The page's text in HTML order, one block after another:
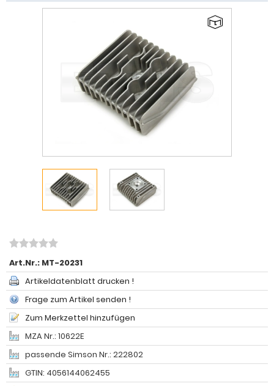
Art.Nr.: MT-20231
Artikeldatenblatt drucken !
Frage zum Artikel senden !
Zum Merkzettel hinzufügen
MZA Nr.: 10622E
passende Simson Nr.: 222802
GTIN: 4056144062455